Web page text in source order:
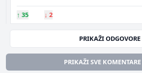
↑ 35 ↓ 2
PRIKAŽI ODGOVORE
PRIKAŽI SVE